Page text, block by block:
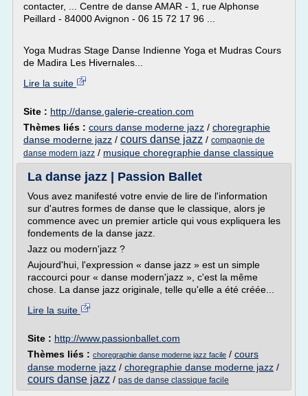
contacter, ... Centre de danse AMAR - 1, rue Alphonse
Peillard - 84000 Avignon - 06 15 72 17 96 ...
Yoga Mudras Stage Danse Indienne Yoga et Mudras Cours
de Madira Les Hivernales...
Lire la suite
Site : http://danse.galerie-creation.com
Thèmes liés : cours danse moderne jazz / choregraphie
danse moderne jazz / cours danse jazz / compagnie de
danse modern jazz / musique choregraphie danse classique
La danse jazz | Passion Ballet
Vous avez manifesté votre envie de lire de l'information
sur d'autres formes de danse que le classique, alors je
commence avec un premier article qui vous expliquera les
fondements de la danse jazz.
Jazz ou modern'jazz ?
Aujourd'hui, l'expression « danse jazz » est un simple
raccourci pour « danse modern'jazz », c'est la même
chose. La danse jazz originale, telle qu'elle a été créée...
Lire la suite
Site : http://www.passionballet.com
Thèmes liés : choregraphie danse moderne jazz facile / cours
danse moderne jazz / choregraphie danse moderne jazz /
cours danse jazz / pas de danse classique facile